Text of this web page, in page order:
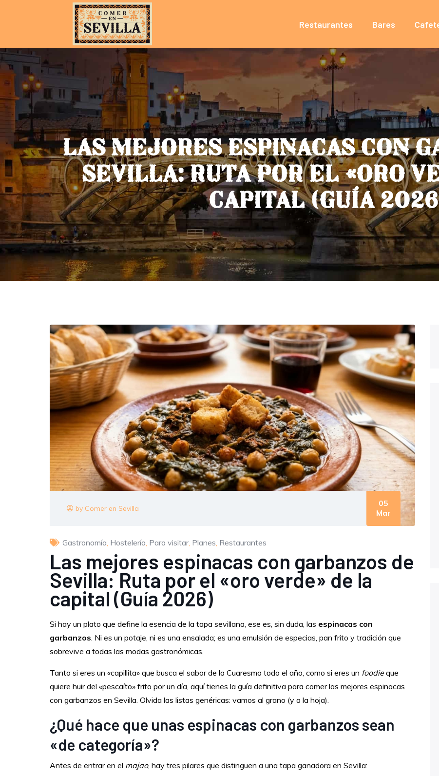
Restaurantes Bares
LAS MEJORES ESPINACAS CON
SEVILLA: RUTA POR EL «ORO
CAPITAL (GUÍA
by Comer en Sevilla
05
Mar
Gastronomía Hostelería Para visitar, Planes Restaurantes
Las mejores espinacas con garbanzos de
Sevilla: Ruta por el «oro verde» de la
capital (Guía 2026)
Si hay un plato que define la esencia de la tapa sevillana, ese es, sin duda, las espinacas con
garbanzos . Ni es un potaje, ni es una ensalada; es una emulsión de especias, pan frito y tradición que
sobrevive a todas las modas gastronómicas.
Tanto si eres un «capillita» que busca el sabor de la Cuaresma todo el año, como si eres un foodieque
quiere huir del «pescaíto» frito por un día, aquí tienes la guía definitiva para comer las mejores espinacas
con garbanzos en Sevilla. Olvida las listas genéricas: vamos al grano (y a la hoja).
¿Qué hace que unas espinacas con garbanzos sean
«de categoría»?
Antes de entrar en el majao, hay tres pilares que distinguen a una tapa ganadora en Sevilla: